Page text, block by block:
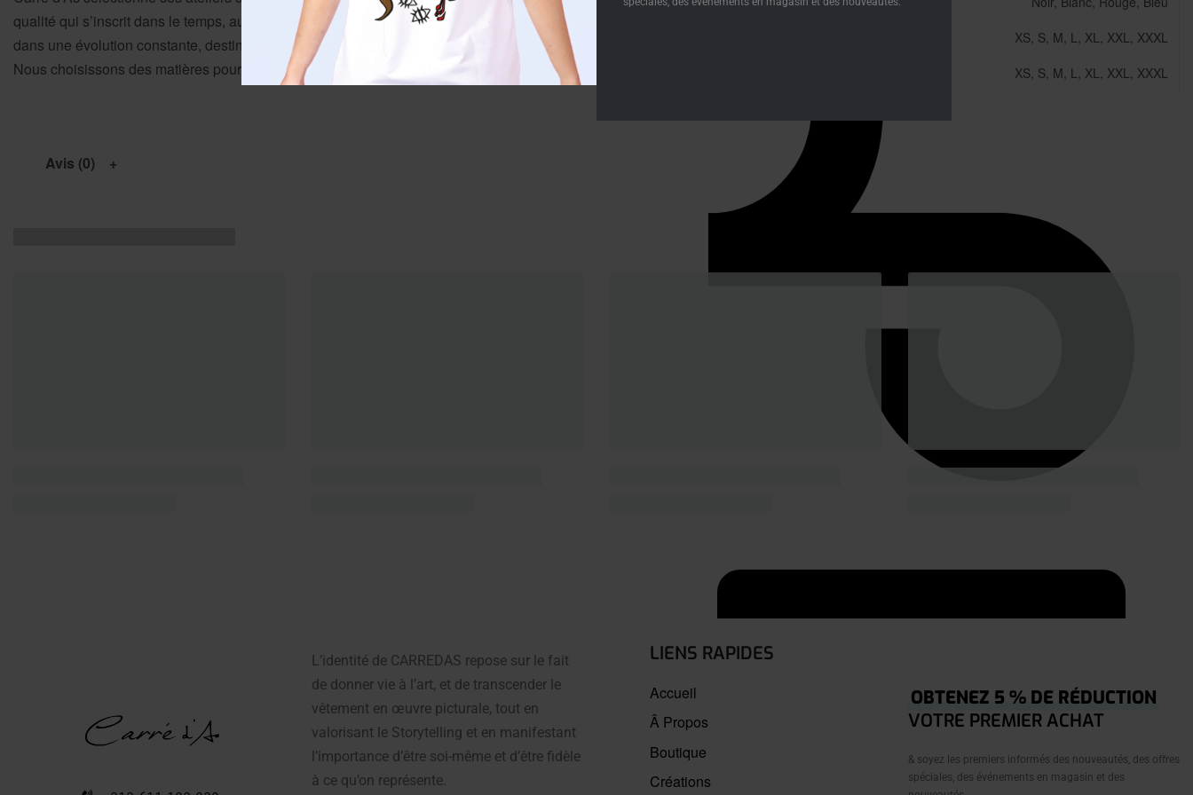
qualité qui s’inscrit dans le temps, au-delà des tendances et des saisons. Nous sommes engagés
dans une évolution constante, destinée à vous proposer des créations toujours plus qualitatives.
Nous choisissons des matières pour leurs propriétés durables, authentiques et singulières.
XS, S, M, L, XL, XXL, XXXL
XS, S, M, L, XL, XXL, XXXL
Avis (0)
L’identité de CARREDAS repose sur le fait
de donner vie à l’art, et de transcender le
vêtement en œuvre picturale, tout en
valorisant le Storytelling et en manifestant
l’importance d’être soi-même et d’être fidèle
à ce qu’on représente.
LIENS RAPIDES
Accueil
Â Propos
Boutique
Créations
OBTENEZ 5 % DE RÉDUCTION
VOTRE PREMIER ACHAT
& soyez les premiers informés des nouveautés, des offres
spéciales, des événements en magasin et des